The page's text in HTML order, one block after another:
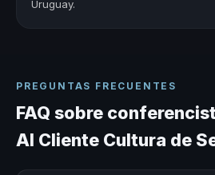
Uruguay.
PREGUNTAS FRECUENTES
FAQ sobre
Al Cliente Cultura de